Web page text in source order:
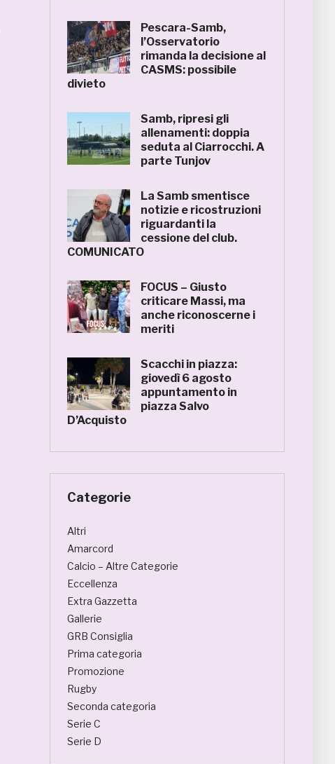
Pescara-Samb,
l’Osservatorio
rimanda la decisione al
CASMS: possibile
divieto
Samb, ripresi gli
allenamenti: doppia
seduta al Ciarrocchi. A
parte Tunjov
La Samb smentisce
notizie e ricostruzioni
riguardanti la
cessione del club.
COMUNICATO
FOCUS – Giusto
criticare Massi, ma
anche riconoscerne i
meriti
Scacchi in piazza:
giovedì 6 agosto
appuntamento in
piazza Salvo
D’Acquisto
Categorie
Altri
Amarcord
Calcio – Altre Categorie
Eccellenza
Extra Gazzetta
Gallerie
GRB Consiglia
Prima categoria
Promozione
Rugby
Seconda categoria
Serie C
Serie D